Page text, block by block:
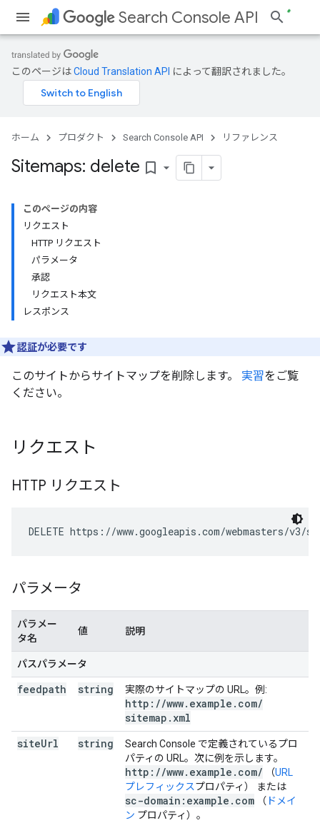
Search Console API
このページはCloud Translation API によって翻訳されました。
ホーム プロダクト Search Console API リファレンス
Sitemaps: delete bookmark_border
このページの内容
リクエスト
HTTP リクエスト
パラメータ
承認
リクエスト本文
レスポンス
認証が必要です
このサイトからサイトマップを削除します。 実習をご覧
ください。
リクエスト
HTTP リクエスト
DELETE https://www.googleapis.com/webmasters/v3/
パラメータ
パラメー
タ名
値 説明
パスパラメータ
feedpath string 実際のサイトマップの URL。例:
http: //www. example . com/
sitemap . xml
siteUrl string
Search Console で定義されているプロ
パティの URL。次に例を示します。
http: //www. example . com/ （URL
プレフィックスプロパティ） または
sc-domain:example . com （ ドメイ
ン プロパティ）。